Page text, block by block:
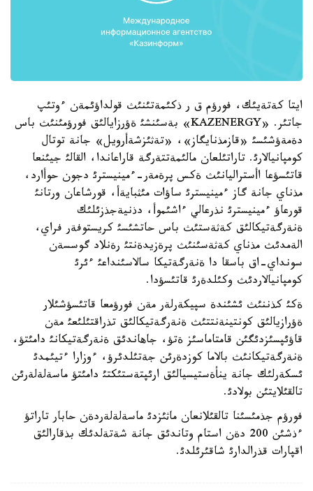
ايتا كةتةيئك، فورؤم ق ر ذكئمةتئنئث قولداؤئمةن ءوتئپ
جاتئر. «KAZENERGY» بةسئنشئ ةؤرزايالئق فورؤمئنئث باس
دةمةؤشئسئ «قازمذنايگاز»، «تةثئزشةأرويل» جانة توتال
كومپانيالارئ. تاراتئلعان مالئمةتتةرگة قاراعاندا، القالئ جيئنعا
قاتئسؤعا اأستراليانئث ةكس پرةمةر-ءمينيسترئ دجون حوأارد،
مذناي جانة گاز ءمينيسترئ ساؤات مئثبايةأ، قورشاعان ورتانئ
قورعاؤ ءمينيسترئ نذرعالي ءاشئموأ، دذنيةجذزئلئك
ةنةرگةتيكالئق كةثةستئث باس حاتشئسئ كريستوفةر فراي،
الةمدئث مذناي كةثةسئنئث پرةزيدةنتئ رةنلاد گوسسةن
سونداي-اق باسقا دا ةنةرگةتيكا سالاسئنداعئ ءئرئ
كومپانيالاردئث وكئلدةرئ قاتئسؤدا.
ةكئ كذننئث ئشئندة سپيكةرلةر مةن فورؤمعا قاتئسؤشئلار
ةؤرازيالئق كونتينةنتتئث ةنةرگةتيكالئق تذراقتئلئعئ مةن
قاؤئپسئزدئگئن قامتاماسئز ةتؤ، جاهاندئق ةنةرگةتيكانئ دامئتؤ،
ةنةرگةتيكانئث بالاما كوزدةرئن جةتئلدئرؤ، ءوزارا ءتيئمدئ
ئسكةرلئك جانة ينأةستيسيالئق ارئپتةستئكتئ دامئتؤ ماسةلةلةرئن
تالقئلايتئن بولادئ.
فورؤم جذمئسئنا تالقئلانعان ماثئزدئ ماسةلةلةردةن حابار تاراتؤ
ءذشئن 200 دةن استام وتاندئق جانة شةتةلدئك بذقارالئق
اقپارات قذرالدارئ شاقئرئلدئ.